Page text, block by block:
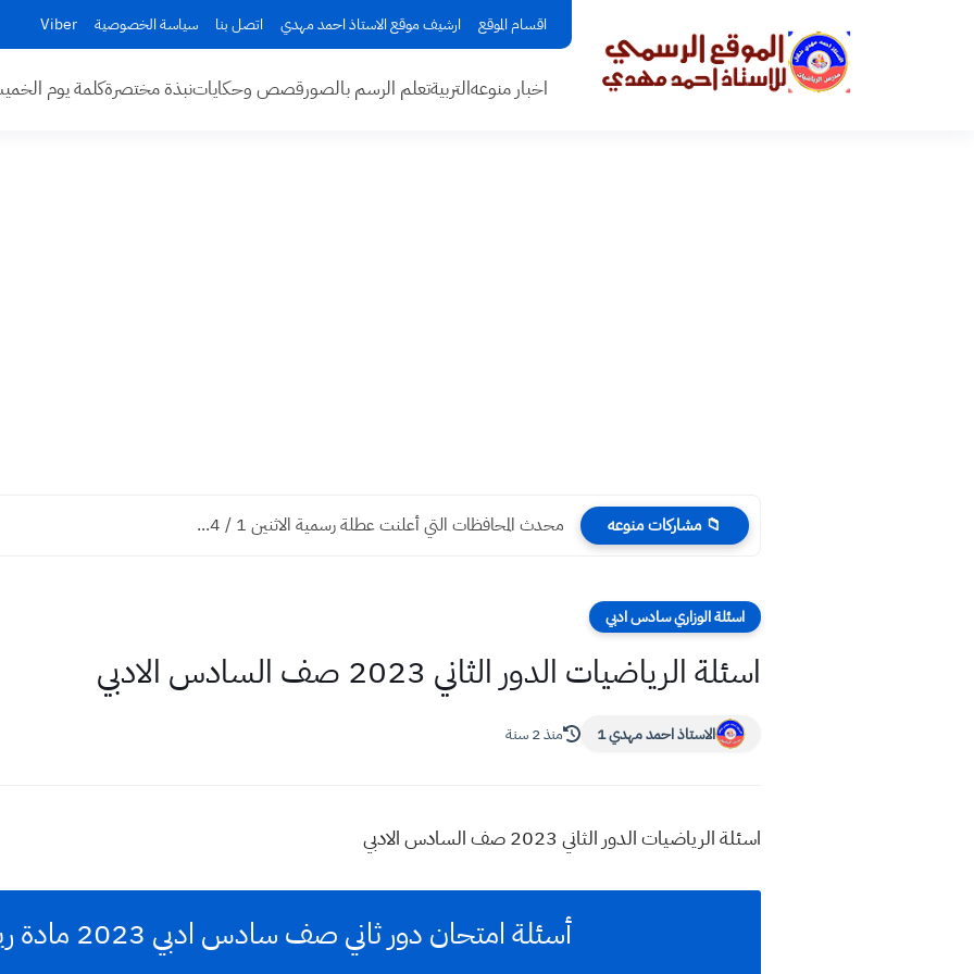
اقسام الموقع ارشيف موقع الاستاذ احمد مهدي اتصل بنا سياسة الخصوصية Viber
اخبار منوعهالتربيةتعلم الرسم بالصورقصص وحكاياتنبذة مختصرةكلمة يوم
📁 مشاركات منوعه محدث المحافظات التي أعلنت عطلة رسمية الاثنين 1 / 4...
اسئلة الوزاري سادس ادبي
اسئلة الرياضيات الدور الثاني 2023 صف السادس الادبي
الاستاذ احمد مهدي 1 منذ 2 سنة
اسئلة الرياضيات الدور الثاني 2023 صف السادس الادبي
أسئلة امتحان دور ثاني صف سادس ادبي 2023 مادة رياضيات